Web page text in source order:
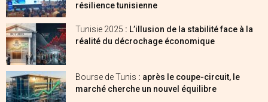
résilience tunisienne
Tunisie 2025 : L’illusion de la stabilité face à la
réalité du décrochage économique
Bourse de Tunis : après le coupe-circuit, le
marché cherche un nouvel équilibre